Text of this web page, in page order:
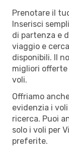
Prenotare il
Inserisci
di partenza e
viaggio e
disponibili. Il
migliori
voli.
Offriamo
evidenzia i
ricerca. Puoi
solo i voli per
preferite.